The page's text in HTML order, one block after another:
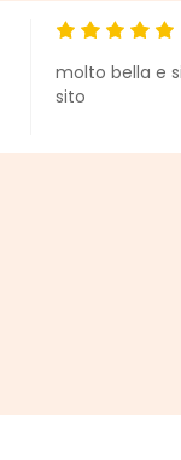
Calificación
molto bella e
sito